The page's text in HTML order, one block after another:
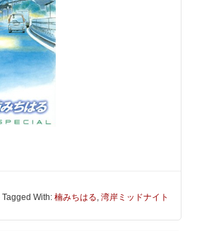
Tagged With:楠みちはる,湾岸ミッドナイト